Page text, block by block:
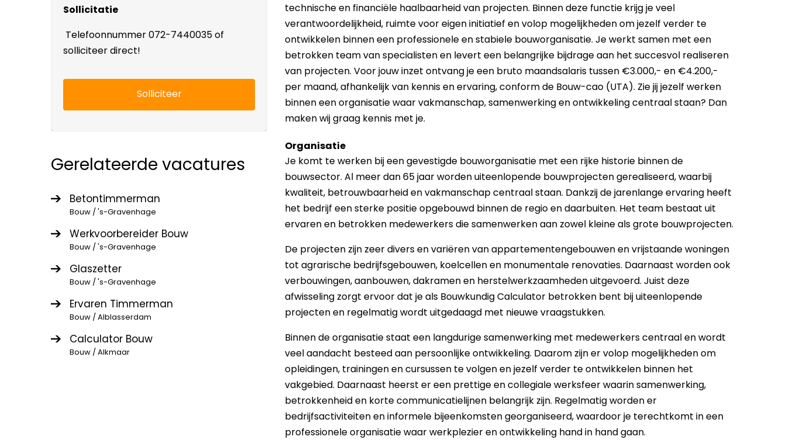
technische en financiële haalbaarheid van projecten. Binnen deze functie krijg je veel
verantwoordelijkheid, ruimte voor eigen initiatief en volop mogelijkheden om jezelf verder te
ontwikkelen binnen een professionele en stabiele bouworganisatie. Je werkt samen met een
betrokken team van specialisten en levert een belangrijke bijdrage aan het succesvol realiseren
van projecten. Voor jouw inzet ontvang je een bruto maandsalaris tussen €3.000,- en €4.200,-
per maand, afhankelijk van kennis en ervaring, conform de Bouw-cao (UTA). Zie jij jezelf werken
binnen een organisatie waar vakmanschap, samenwerking en ontwikkeling centraal staan? Dan
maken wij graag kennis met je.
Organisatie
Je komt te werken bij een gevestigde bouworganisatie met een rijke historie binnen de
bouwsector. Al meer dan 65 jaar worden uiteenlopende bouwprojecten gerealiseerd, waarbij
kwaliteit, betrouwbaarheid en vakmanschap centraal staan. Dankzij de jarenlange ervaring heeft
het bedrijf een sterke positie opgebouwd binnen de regio en daarbuiten. Het team bestaat uit
ervaren en betrokken medewerkers die samenwerken aan zowel kleine als grote bouwprojecten.
De projecten zijn zeer divers en variëren van appartementengebouwen en vrijstaande woningen
tot agrarische bedrijfsgebouwen, koelcellen en monumentale renovaties. Daarnaast worden ook
verbouwingen, aanbouwen, dakramen en herstelwerkzaamheden uitgevoerd. Juist deze
afwisseling zorgt ervoor dat je als Bouwkundig Calculator betrokken bent bij uiteenlopende
projecten en regelmatig wordt uitgedaagd met nieuwe vraagstukken.
Binnen de organisatie staat een langdurige samenwerking met medewerkers centraal en wordt
veel aandacht besteed aan persoonlijke ontwikkeling. Daarom zijn er volop mogelijkheden om
opleidingen, trainingen en cursussen te volgen en jezelf verder te ontwikkelen binnen het
vakgebied. Daarnaast heerst er een prettige en collegiale werksfeer waarin samenwerking,
betrokkenheid en korte communicatielijnen belangrijk zijn. Regelmatig worden er
bedrijfsactiviteiten en informele bijeenkomsten georganiseerd, waardoor je terechtkomt in een
professionele organisatie waar werkplezier en ontwikkeling hand in hand gaan.
Sollicitatie
Telefoonnummer 072-7440035 of
solliciteer direct!
Solliciteer
Gerelateerde vacatures
Betontimmerman
Bouw / 's-Gravenhage
Werkvoorbereider Bouw
Bouw / 's-Gravenhage
Glaszetter
Bouw / 's-Gravenhage
Ervaren Timmerman
Bouw / Alblasserdam
Calculator Bouw
Bouw / Alkmaar